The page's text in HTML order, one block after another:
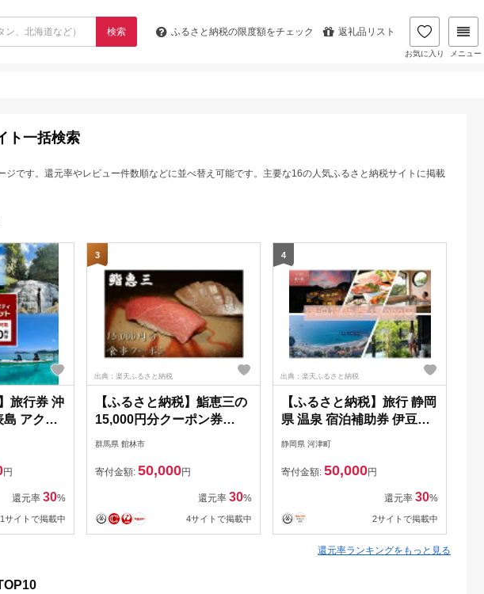
検索 ふるさと納税の限度額をチェック 返礼品リスト
お気に入り メニュー
ト一括検索
です。還元率やレビュー件数順などに並べ替え可能です。主要な16の人気ふるさと納税サイトに掲載
旅行券 沖
島 アクテ
ケット
ン 【 竹
円
還元率 30%
1サイトで掲載中
3
出典：楽天ふるさと納税
【ふるさと納税】鮨恵三の
15,000円分クーポン券
【1334912】
群馬県 館林市
寄付金額: 50,000円
還元率 30%
4サイトで掲載中
4
出典：楽天ふるさと納税
【ふるさと納税】旅行 静岡
県 温泉 宿泊補助券 伊豆今
露天風呂付客室 施設利用券
チケット 宿泊券 旅行券 宿
泊 旅館 ホテル 河津桜 露天
風呂 創作和食 伊豆 【 河
静岡県 河津町
寄付金額: 50,000円
還元率 30%
2サイトで掲載中
還元率ランキングをもっと見る